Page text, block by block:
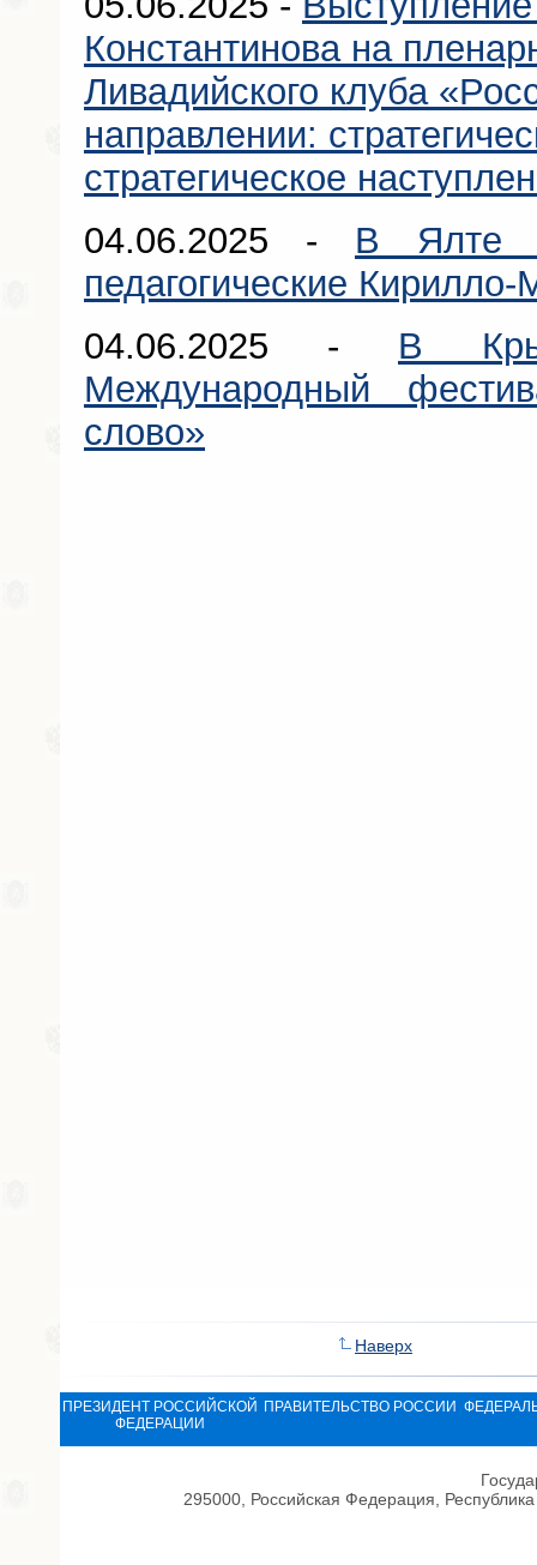
Константинова на
Ливадийского клуба
направлении:
стратегическое
04.06.2025 - В Ялте
педагогические
04.06.2025 - В
Международный
слово»
Наверх
ПРЕЗИДЕНТ РОССИЙСКОЙ
ФЕДЕРАЦИИ
ПРАВИТЕЛЬСТВО РОССИИ
295000, Российская Федерация,